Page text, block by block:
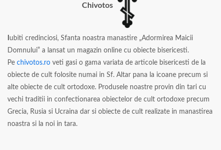
Chivotos
ubiti credinciosi, Sfanta noastra manastire „Adormirea Maicii
Domnului” a lansat un magazin online cu obiecte bisericesti.
Pe chivotos.ro veti gasi o gama variata de articole bisericesti de la
obiecte de cult folosite numai in Sf. Altar pana la icoane precum si
alte obiecte de cult ortodoxe. Produsele noastre provin din tari cu
vechi traditii in confectionarea obiectelor de cult ortodoxe precum
Grecia, Rusia si Ucraina dar si obiecte de cult realizate in manastirea
noastra si la noi in tara.